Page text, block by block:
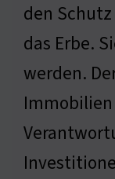
den
das Erbe.
werden.